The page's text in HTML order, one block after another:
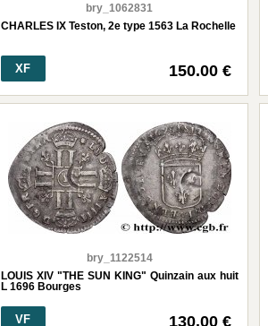
bry_1062831
CHARLES IX Teston, 2e type 1563 La Rochelle
XF 150.00 €
bry_1122514
LOUIS XIV "THE SUN KING" Quinzain aux huit
L 1696 Bourges
VF 130.00 €